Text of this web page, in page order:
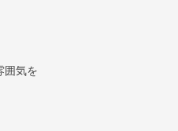
囲気を